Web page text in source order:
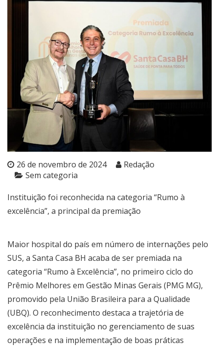
26 de novembro de 2024
Redação
Sem categoria
Instituição foi reconhecida na categoria “Rumo à
excelência”, a principal da premiação
Maior hospital do país em número de internações pelo
SUS, a Santa Casa BH acaba de ser premiada na
categoria “Rumo à Excelência”, no primeiro ciclo do
Prêmio Melhores em Gestão Minas Gerais (PMG MG),
promovido pela União Brasileira para a Qualidade
(UBQ). O reconhecimento destaca a trajetória de
excelência da instituição no gerenciamento de suas
operações e na implementação de boas práticas